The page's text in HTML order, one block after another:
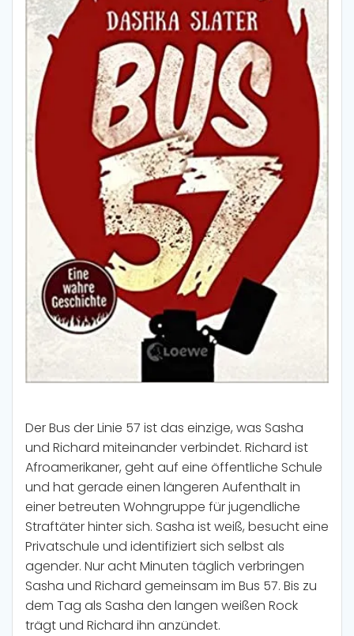
Der Bus der Linie 57 ist das einzige, was Sasha
und Richard miteinander verbindet. Richard ist
Afroamerikaner, geht auf eine öffentliche Schule
und hat gerade einen längeren Aufenthalt in
einer betreuten Wohngruppe für jugendliche
Straftäter hinter sich. Sasha ist weiß, besucht eine
Privatschule und identifiziert sich selbst als
agender. Nur acht Minuten täglich verbringen
Sasha und Richard gemeinsam im Bus 57. Bis zu
dem Tag als Sasha den langen weißen Rock
trägt und Richard ihn anzündet.